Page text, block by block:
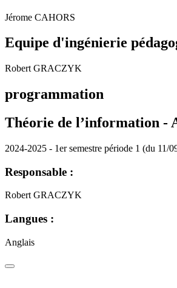
Jérome CAHORS
Equipe d'ingénierie
Robert GRACZYK
programmation
Théorie de l’information -
2024-2025 - 1er semestre période 1 (du 11/
Responsable :
Robert GRACZYK
Langues :
Anglais